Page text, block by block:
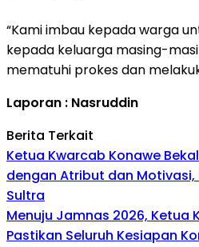
“Kami imbau kepada warga
kepada keluarga masing-
mematuhi prokes dan
Laporan : Nasruddin
Berita Terkait
Ketua Kwarcab Konawe
dengan Atribut dan Motivasi,
Sultra
Menuju Jamnas 2026, Ketua
Pastikan Seluruh Kesiapan